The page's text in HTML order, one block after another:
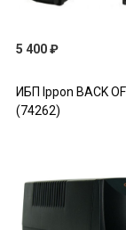
5 400 ₽
ИБП Ippon BACK
(74262)